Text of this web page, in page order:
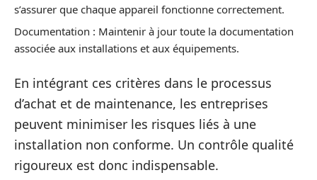
s’assurer que chaque appareil fonctionne correctement.
Documentation : Maintenir à jour toute la documentation
associée aux installations et aux équipements.
En intégrant ces critères dans le processus
d’achat et de maintenance, les entreprises
peuvent minimiser les risques liés à une
installation non conforme. Un contrôle qualité
rigoureux est donc indispensable.